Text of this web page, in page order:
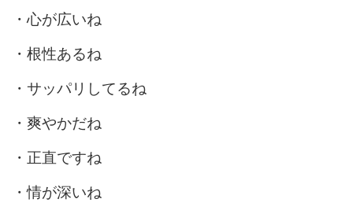
・心が広いね
・根性あるね
・サッパリしてるね
・爽やかだね
・正直ですね
・情が深いね